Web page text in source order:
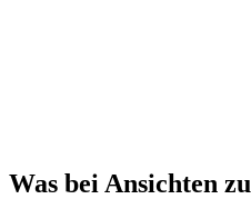
Was bei Ansichten